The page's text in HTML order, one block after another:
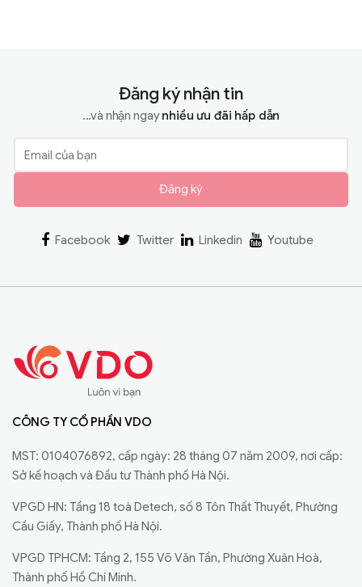
Đăng ký nhận tin
...và nhận ngaynhiều ưu đãi hấp dẫn
Đăng ký
Facebook Twitter Linkedin Youtube
CÔNG TY CỔ PHẦN VDO
MST: 0104076892, cấp ngày: 28 tháng 07 năm 2009, nơi cấp:
Sở kế hoạch và Đầu tư Thành phố Hà Nội.
VPGD HN: Tầng 18 toà Detech, số 8 Tôn Thất Thuyết, Phường
Cầu Giấy, Thành phố Hà Nội.
VPGD TPHCM: Tầng 2, 155 Võ Văn Tần, Phường Xuân Hoà,
Thành phố Hồ Chí Minh.